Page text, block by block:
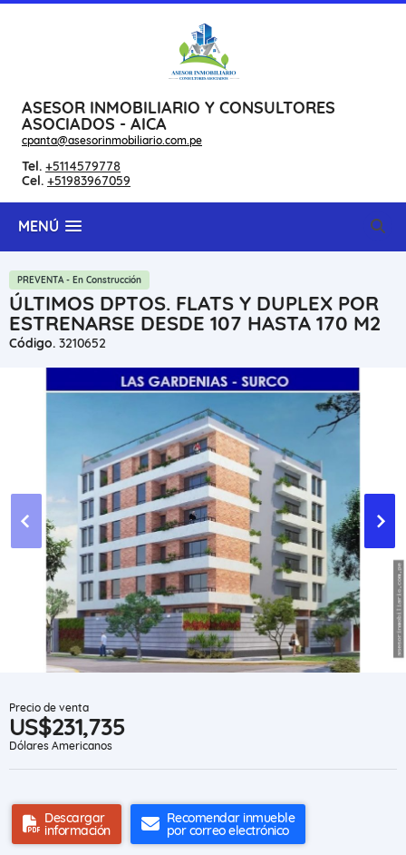
ASESOR INMOBILIARIO Y CONSULTORES
ASOCIADOS - AICA
cpanta@asesorinmobiliario.com.pe
Tel. +5114579778
Cel. +51983967059
MENÚ
PREVENTA - En Construcción
ÚLTIMOS DPTOS. FLATS Y DUPLEX POR
ESTRENARSE DESDE 107 HASTA 170 M2
Código. 3210652
Precio de venta
US$231,735
Dólares Americanos
Descargar
información
Recomendar inmueble
por correo electrónico